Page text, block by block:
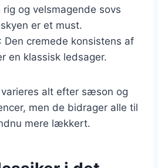
rig og velsmagende sovs
er et must.
: Den cremede konsistens af
en klassisk ledsager.
alt efter sæson og
men de bidrager alle til
mere lækkert.